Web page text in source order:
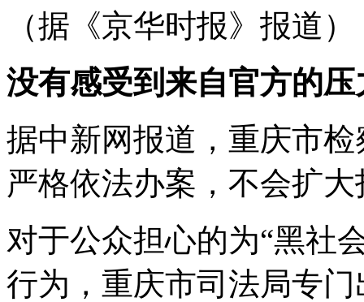
（据《京华时报》报道）
没有感受到 来自官方的压
据中新网报道，重庆市
严格依法办案，不会扩
对于公众担心的为“黑社
行为，重庆市司法局专